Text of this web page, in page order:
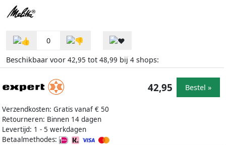
0
Beschikbaar voor 42,95 tot 48,99 bij 4 shops:
Verzendkosten: Gratis vanaf € 50
Retourneren: Binnen 14 dagen
Levertijd: 1 - 5 werkdagen
Betaalmethodes:
42,95 Bestel »